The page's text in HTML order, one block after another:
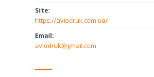
https://aviodruk.com.ua/
aviodruk@gmail.com